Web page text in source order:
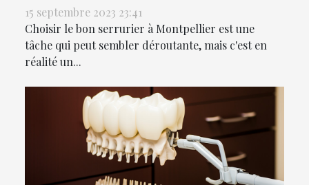
15 septembre 2023 23:41
Choisir le bon serrurier à Montpellier est une
tâche qui peut sembler déroutante, mais c'est en
réalité un...